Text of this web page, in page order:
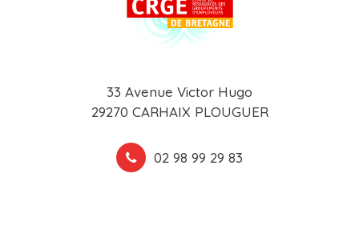
33 Avenue Victor Hugo
29270 CARHAIX PLOUGUER
02 98 99 29 83